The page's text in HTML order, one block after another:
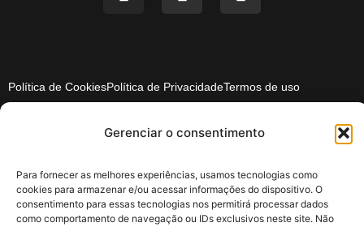
Gerenciar o consentimento
Para fornecer as melhores experiências, usamos tecnologias como
cookies para armazenar e/ou acessar informações do dispositivo. O
consentimento para essas tecnologias nos permitirá processar dados
como comportamento de navegação ou IDs exclusivos neste site. Não
Política de CookiesPolítica de PrivacidadeTermos de uso
LAS - Latin America Solar | 2024 - Todos os direitos reservados